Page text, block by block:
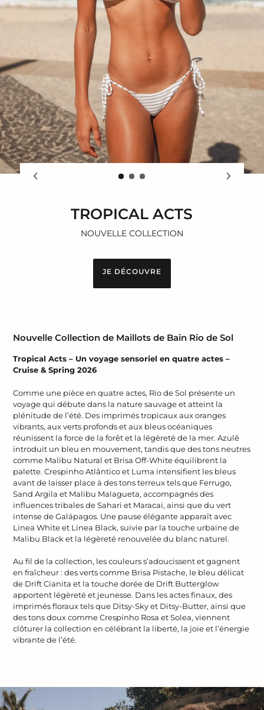
TROPICAL ACTS
NOUVELLE COLLECTION
JE DÉCOUVRE
Nouvelle Collection de Maillots de Bain Rio de Sol
Tropical Acts – Un voyage sensoriel en quatre actes –
Cruise & Spring 2026
Comme une pièce en quatre actes, Rio de Sol présente un
voyage qui débute dans la nature sauvage et atteint la
plénitude de l’été. Des imprimés tropicaux aux oranges
vibrants, aux verts profonds et aux bleus océaniques
réunissent la force de la forêt et la légèreté de la mer. Azulê
introduit un bleu en mouvement, tandis que des tons neutres
comme Malibu Natural et Brisa Off-White équilibrent la
palette. Crespinho Atlântico et Luma intensifient les bleus
avant de laisser place à des tons terreux tels que Ferrugo,
Sand Argila et Malibu Malagueta, accompagnés des
influences tribales de Sahari et Maracai, ainsi que du vert
intense de Galápagos. Une pause élégante apparaît avec
Linea White et Linea Black, suivie par la touche urbaine de
Malibu Black et la légèreté renouvelée du blanc naturel.
Au fil de la collection, les couleurs s’adoucissent et gagnent
en fraîcheur : des verts comme Brisa Pistache, le bleu délicat
de Drift Cianita et la touche dorée de Drift Butterglow
apportent légèreté et jeunesse. Dans les actes finaux, des
imprimés floraux tels que Ditsy-Sky et Ditsy-Butter, ainsi que
des tons doux comme Crespinho Rosa et Solea, viennent
clôturer la collection en célébrant la liberté, la joie et l’énergie
vibrante de l’été.